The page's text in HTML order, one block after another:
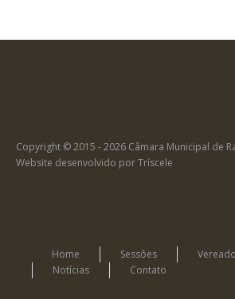
Copyright © 2015 - 2026 Câmara Municipal de
Website desenvolvido porTríscele
Home Sessões
Notícias
Contato